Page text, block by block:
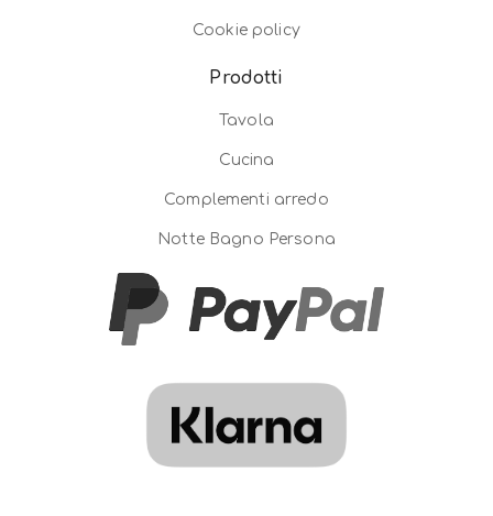
Cookie policy
Prodotti
Tavola
Cucina
Complementi arredo
Notte Bagno Persona